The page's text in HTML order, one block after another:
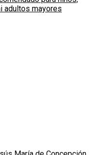
adultos mayores